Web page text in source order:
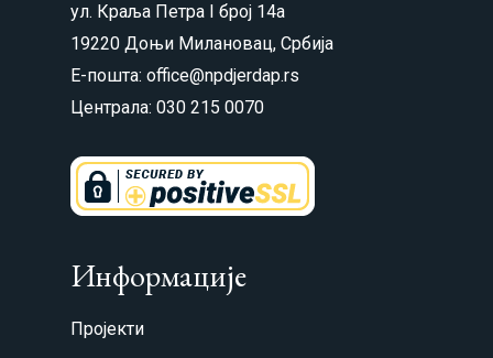
ул. Краља Петра I број 14а
19220 Доњи Милановац, Србија
Е-пошта: office@npdjerdap.rs
Централа: 030 215 0070
Информације
Пројекти